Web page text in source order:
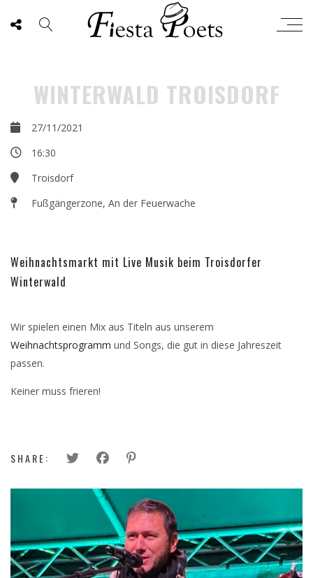
WINTERWALD TROISDORF
27/11/2021
16:30
Troisdorf
Fußgängerzone, An der Feuerwache
Weihnachtsmarkt mit Live Musik beim Troisdorfer
Winterwald
Wir spielen einen Mix aus Titeln aus unserem
Weihnachtsprogramm und Songs, die gut in diese Jahreszeit
passen.
Keiner muss frieren!
SHARE: